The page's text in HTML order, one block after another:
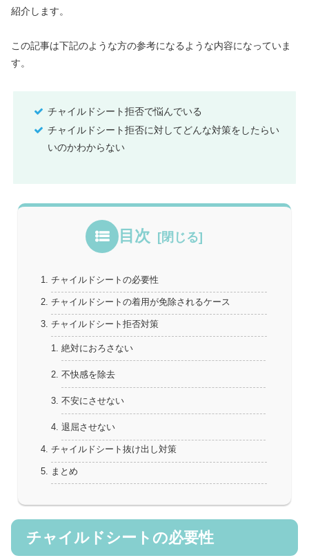
紹介します。
この記事は下記のような方の参考になるような内容になっていま
す。
チャイルドシート拒否で悩んでいる
チャイルドシート拒否に対してどんな対策をしたらい
いのかわからない
目次
チャイルドシートの必要性
チャイルドシートの着用が免除されるケース
チャイルドシート拒否対策
絶対におろさない
不快感を除去
不安にさせない
退屈させない
チャイルドシート抜け出し対策
まとめ
チャイルドシートの必要性